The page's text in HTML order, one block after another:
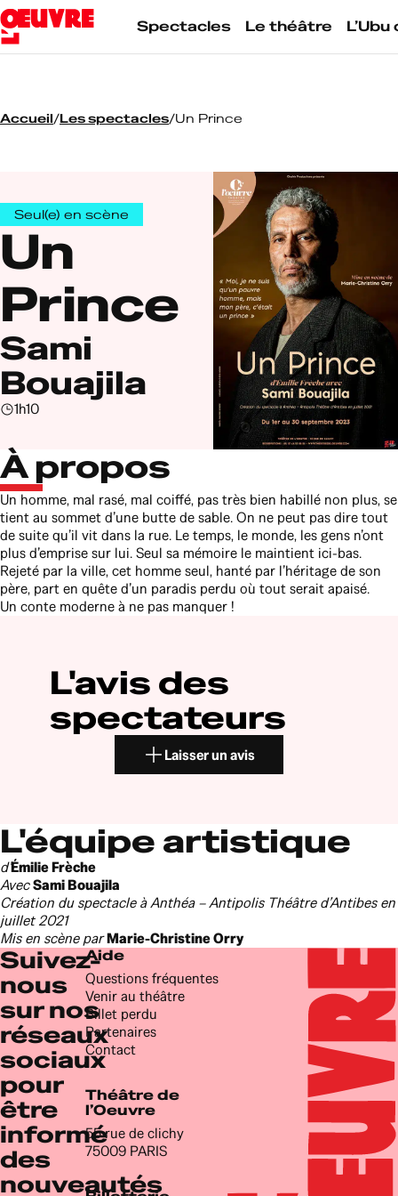
Skip
to
content
Spectacles Le théâtre
Accueil/Les spectacles/Un Prince
Seul(e) en scène
Un
Prince
Sami
Bouajila
1h10
À propos
Un homme, mal rasé, mal coiffé, pas très bien habillé non plus, se
tient au sommet d’une butte de sable. On ne peut pas dire tout
de suite qu’il vit dans la rue. Le temps, le monde, les gens n’ont
plus d’emprise sur lui. Seul sa mémoire le maintient ici-bas.
Rejeté par la ville, cet homme seul, hanté par l’héritage de son
père, part en quête d’un paradis perdu où tout serait apaisé.
Un conte moderne à ne pas manquer !
L'avis des
spectateurs
Laisser un avis
L'équipe artistique
d’Émilie Frèche
AvecSami Bouajila
Création du spectacle à Anthéa – Antipolis Théâtre d’Antibes en
juillet 2021
Mis en scène parMarie-Christine Orry
Suivez-
nous
sur nos
réseaux
sociaux
pour
être
informé
des
nouveautés
Aide
Questions fréquentes
Venir au théâtre
Billet perdu
Partenaires
Contact
Théâtre de
l’Oeuvre
55 rue de clichy
75009 PARIS